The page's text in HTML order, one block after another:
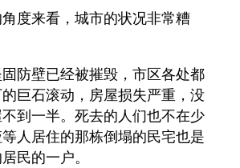
度来看，城市的状况非常糟
防壁已经被摧毁，市区各处都
巨石滚动，房屋损失严重，没
到一半。死去的人们也不在少
人居住的那栋倒塌的民宅也是
民的一户。